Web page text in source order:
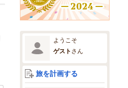
ようこそ
ゲスト さん
旅を計画する